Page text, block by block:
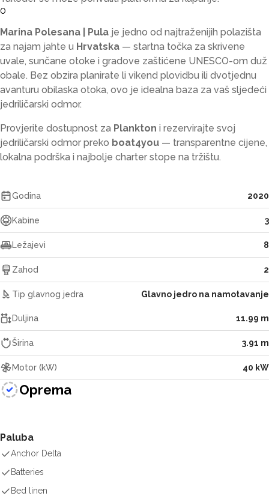
0
Marina Polesana | Pula je jedno od najtraženijih polazišta
za najam jahte u Hrvatska — startna točka za skrivene
uvale, sunčane otoke i gradove zaštićene UNESCO-om duž
obale. Bez obzira planirate li vikend plovidbu ili dvotjednu
avanturu obilaska otoka, ovo je idealna baza za vaš sljedeći
jedriličarski odmor.
Provjerite dostupnost za Plankton i rezervirajte svoj
jedriličarski odmor preko boat4you — transparentne cijene,
lokalna podrška i najbolje charter stope na tržištu.
Godina 2020
Kabine 3
Ležajevi 8
Zahod 2
Tip glavnog jedra Glavno jedro na namotavanje
Duljina 11.99 m
Širina 3.91 m
Motor (kW) 40 kW
Oprema
Paluba
Anchor Delta
Batteries
Bed linen